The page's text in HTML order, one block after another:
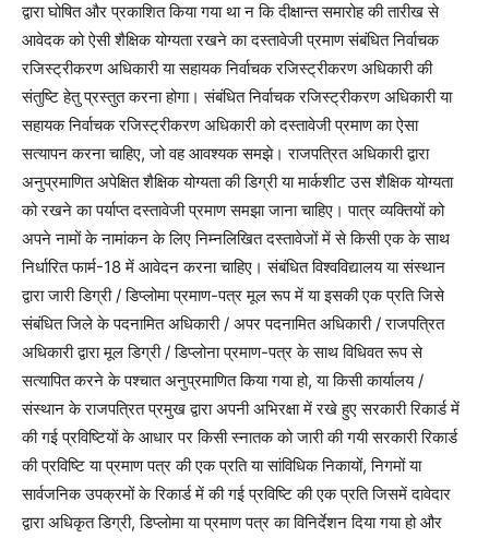
द्वारा घोषित और प्रकाशित किया गया था न कि दीक्षान्त समारोह की तारीख से
आवेदक को ऐसी शैक्षिक योग्यता रखने का दस्तावेजी प्रमाण संबंधित निर्वाचक
रजिस्ट्रीकरण अधिकारी या सहायक निर्वाचक रजिस्ट्रीकरण अधिकारी की
संतुष्टि हेतु प्रस्तुत करना होगा। संबंधित निर्वाचक रजिस्ट्रीकरण अधिकारी या
सहायक निर्वाचक रजिस्ट्रीकरण अधिकारी को दस्तावेजी प्रमाण का ऐसा
सत्यापन करना चाहिए, जो वह आवश्यक समझे। राजपत्रित अधिकारी द्वारा
अनुप्रमाणित अपेक्षित शैक्षिक योग्यता की डिग्री या मार्कशीट उस शैक्षिक योग्यता
को रखने का पर्याप्त दस्तावेजी प्रमाण समझा जाना चाहिए। पात्र व्यक्तियों को
अपने नामों के नामांकन के लिए निम्नलिखित दस्तावेजों में से किसी एक के साथ
निर्धारित फार्म-18 में आवेदन करना चाहिए। संबंधित विश्वविद्यालय या संस्थान
द्वारा जारी डिग्री / डिप्लोमा प्रमाण-पत्र मूल रूप में या इसकी एक प्रति जिसे
संबंधित जिले के पदनामित अधिकारी / अपर पदनामित अधिकारी / राजपत्रित
अधिकारी द्वारा मूल डिग्री / डिप्लोना प्रमाण-पत्र के साथ विधिवत रूप से
सत्यापित करने के पश्चात अनुप्रमाणित किया गया हो, या किसी कार्यालय /
संस्थान के राजपत्रित प्रमुख द्वारा अपनी अभिरक्षा में रखे हुए सरकारी रिकार्ड में
की गई प्रविष्टियों के आधार पर किसी स्नातक को जारी की गयी सरकारी रिकार्ड
की प्रविष्टि या प्रमाण पत्र की एक प्रति या सांविधिक निकायों, निगमों या
सार्वजनिक उपक्रमों के रिकार्ड में की गई प्रविष्टि की एक प्रति जिसमें दावेदार
द्वारा अधिकृत डिग्री, डिप्लोमा या प्रमाण पत्र का विनिर्देशन दिया गया हो और